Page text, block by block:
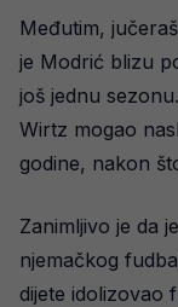
Međutim,
je Modrić blizu
još jednu
Wirtz mogao
godine, nakon
Zanimljivo je da
njemačkog
dijete idolizovao